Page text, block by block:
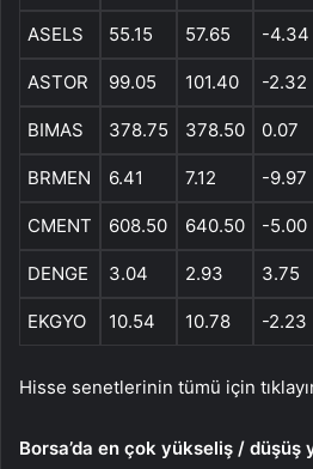
ASELS 55.15 57.65 -4.34
ASTOR 99.05 101.40 -2.32
BIMAS 378.75 378.50 0.07
BRMEN 6.41 7.12 -9.97
CMENT 608.50 640.50 -5.00
DENGE 3.04 2.93 3.75
EKGYO 10.54 10.78 -2.23
Hisse senetlerinin tümü için
Borsa’da en çok yükseliş /